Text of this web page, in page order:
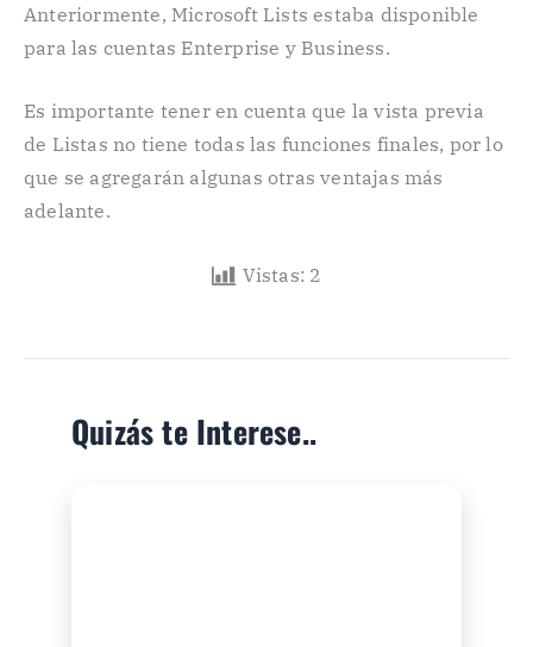
Anteriormente, Microsoft Lists estaba disponible
para las cuentas Enterprise y Business.
Es importante tener en cuenta que la vista previa
de Listas no tiene todas las funciones finales, por lo
que se agregarán algunas otras ventajas más
adelante.
Vistas: 2
Quizás te Interese..